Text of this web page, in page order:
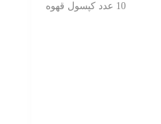
10 عدد کپسول قهوه